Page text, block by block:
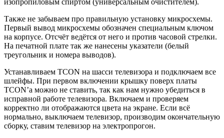
изопропиловым спиртом (универсальным очистителем).
Также не забываем про правильную установку микросхемы.
Первый вывод микросхемы обозначен специальным ключом
на корпусе. Отсчёт ведётся от него и против часовой стрелки.
На печатной плате так же нанесены указатели (белый
треугольник и номера выводов).
Устанавливаем TCON на шасси телевизора и подключаем все
шлейфы. При первом включении крышку поверх платы
TCON’а можно не ставить, так как нам нужно убедиться в
исправной работе телевизора. Включаем и проверяем
корректно ли отображаются цвета на экране. Если всё
нормально, выключаем телевизор, производим окончательную
сборку, ставим телевизор на электропрогон.